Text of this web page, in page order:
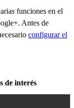
funciones en el
Antes de
configurar el
de interés